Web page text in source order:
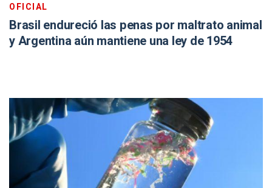
OFICIAL
Brasil endureció las penas por maltrato animal
y Argentina aún mantiene una ley de 1954